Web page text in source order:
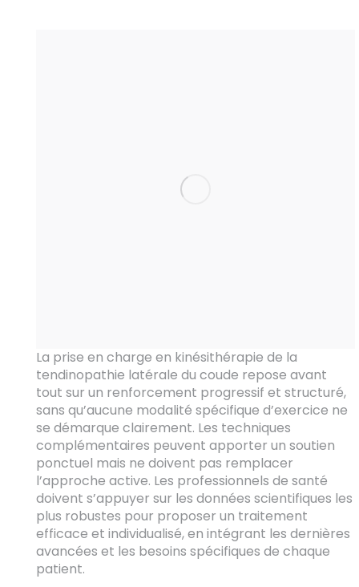
La prise en charge en kinésithérapie de la
tendinopathie latérale du coude repose avant
tout sur un renforcement progressif et structuré,
sans qu’aucune modalité spécifique d’exercice ne
se démarque clairement. Les techniques
complémentaires peuvent apporter un soutien
ponctuel mais ne doivent pas remplacer
l’approche active. Les professionnels de santé
doivent s’appuyer sur les données scientifiques les
plus robustes pour proposer un traitement
efficace et individualisé, en intégrant les dernières
avancées et les besoins spécifiques de chaque
patient.